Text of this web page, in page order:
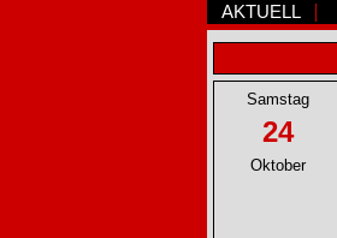
AKTUELL
Samstag
24
Oktober